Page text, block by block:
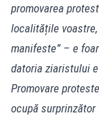
promovarea
localitățile
manifeste” – e
datoria ziaristului
Promovare
ocupă